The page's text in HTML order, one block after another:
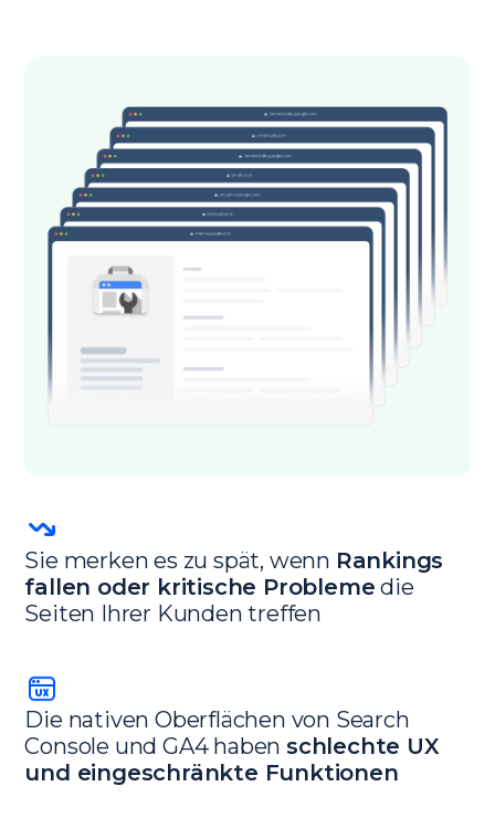
Sie merken es zu spät, wenn Rankings
fallen oder kritische Probleme die
Seiten Ihrer Kunden treffen
Die nativen Oberflächen von Search
Console und GA4 habenschlechte UX
und eingeschränkte Funktionen